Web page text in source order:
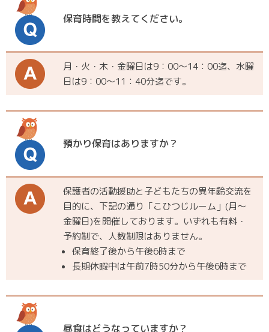
保育時間を教えてください。
月・火・木・金曜日は9：00～14：00迄、水曜
日は9：00～11：40分迄です。
預かり保育はありますか？
保護者の活動援助と子どもたちの異年齢交流を
目的に、下記の通り「こひつじルーム」(月～
金曜日)を開催しております。いずれも有料・
予約制で、人数制限はありません。
保育終了後から午後6時まで
長期休暇中は午前7時50分から午後6時まで
昼食はどうなっていますか？